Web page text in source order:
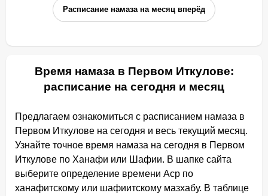
Расписание намаза на месяц вперёд
Время намаза в Первом Иткулове:
расписание на сегодня и месяц
Предлагаем ознакомиться с расписанием намаза в
Первом Иткулове на сегодня и весь текущий месяц.
Узнайте точное время намаза на сегодня в Первом
Иткулове по Ханафи или Шафии. В шапке сайта
выберите определение времени Аср по
ханафитскому или шафиитскому мазхабу. В таблице